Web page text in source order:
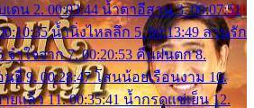
เดน 2. 00:03:44 น้ำตาอีสาน 3. 00:07:51
น้ำนิ่งไหลลึก 5. 00:13:49 ลานรัก
จำใจจาก 7. 00:20:53 คืนฝนตก 8.
นยี่ 9. 00:28:47 โสนน้อยเรือนงาม 10.
ยแล้ว 11. 00:35:41 น้ำกรดแช่เย็น 12.